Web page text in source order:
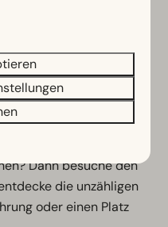
Jung und Alt, für
nur durch ihre Flora.
Ecomare
Tierarten
im Meer leben.
Suche nach den
Dann besuche den
die unzähligen
oder einen Platz